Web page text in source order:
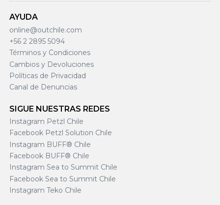
AYUDA
online@outchile.com
+56 2 2895 5094
Términos y Condiciones
Cambios y Devoluciones
Políticas de Privacidad
Canal de Denuncias
SIGUE NUESTRAS REDES
Instagram Petzl Chile
Facebook Petzl Solution Chile
Instagram BUFF® Chile
Facebook BUFF® Chile
Instagram Sea to Summit Chile
Facebook Sea to Summit Chile
Instagram Teko Chile